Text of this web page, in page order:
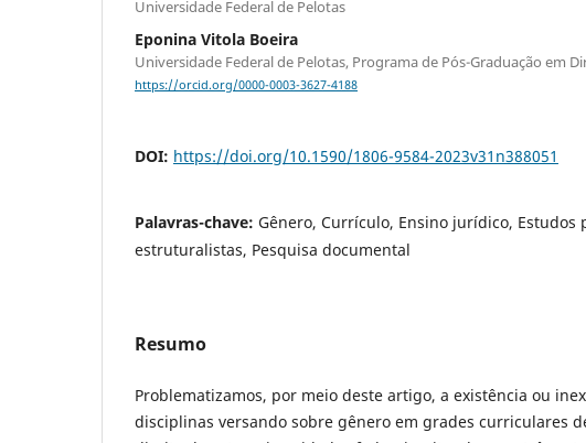
Universidade Federal de Pelotas
Eponina Vitola Boeira
Universidade Federal de Pelotas, Programa de Pós-Graduação em
https://orcid.org/0000-0003-3627-4188
DOI: https://doi.org/10.1590/1806-9584-2023v31n388051
Palavras-chave: Gênero, Currículo, Ensino jurídico, Estudos
estruturalistas, Pesquisa documental
Resumo
Problematizamos, por meio deste artigo, a existência ou
disciplinas versando sobre gênero em grades curriculares